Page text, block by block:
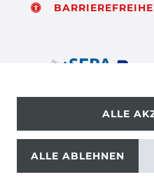
© Copyright 2026 |
ALLE
ALLE ABLEHNEN